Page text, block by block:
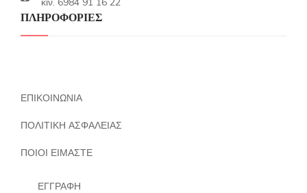
ΠΛΗΡΟΦΟΡΙΕΣ
ΕΠΙΚΟΙΝΩΝΙΑ
ΠΟΛΙΤΙΚΗ ΑΣΦΑΛΕΙΑΣ
ΠΟΙΟΙ ΕΙΜΑΣΤΕ
ΕΓΓΡΑΦΗ